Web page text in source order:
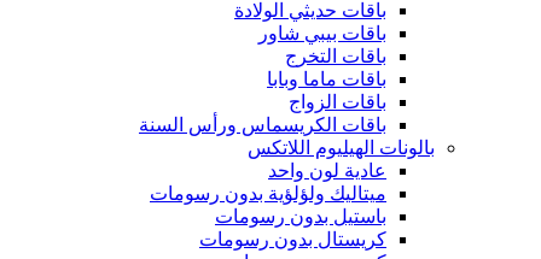
باقات حديثي الولادة
باقات بيبي شاور
باقات التخرج
باقات ماما وبابا
باقات الزواج
باقات الكريسماس ورأس السنة
بالونات الهيليوم اللاتكس
عادية لون واحد
ميتاليك ولؤلؤية بدون رسومات
باستيل بدون رسومات
كريستال بدون رسومات